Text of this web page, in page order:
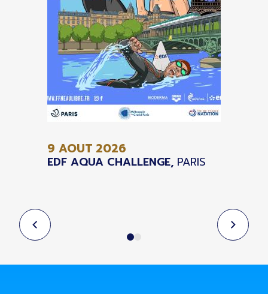
9 AOUT 2026
EDF AQUA CHALLENGE, PARIS